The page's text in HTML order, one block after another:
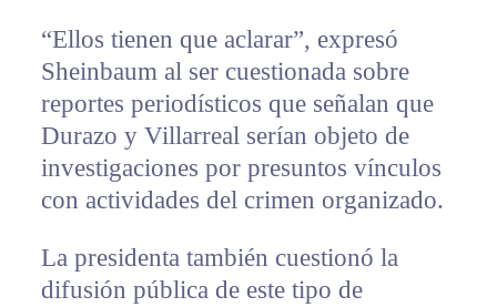
“Ellos tienen que aclarar”, expresó
Sheinbaum al ser cuestionada sobre
reportes periodísticos que señalan que
Durazo y Villarreal serían objeto de
investigaciones por presuntos vínculos
con actividades del crimen organizado.
La presidenta también cuestionó la
difusión pública de este tipo de